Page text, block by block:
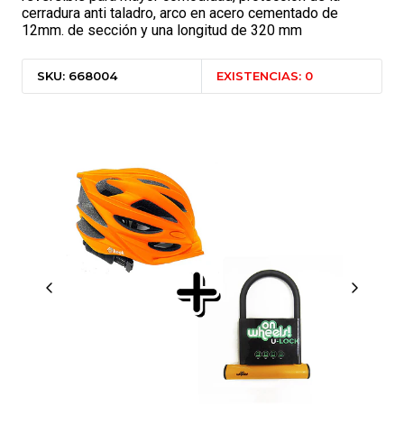
cerradura anti taladro, arco en acero cementado de
12mm. de sección y una longitud de 320 mm
SKU: 668004 EXISTENCIAS: 0